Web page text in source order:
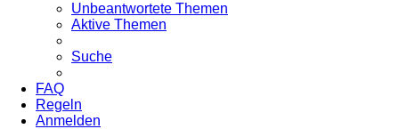
Unbeantwortete Themen
Aktive Themen
Suche
FAQ
Regeln
Anmelden